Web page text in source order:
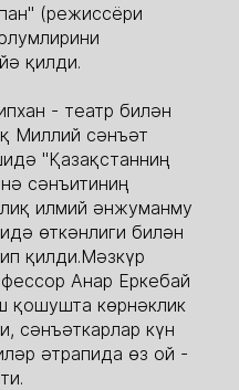
(режиссёри
қилди.
- театр билән
Миллий сәнъәт
"Қазақстанниң
сәнъитиниң
илмий әнжуманму
өткәнлиги билән
қилди.Мәзкүр
Анар Еркебай
қошушта көрнәклик
сәнъәткарлар күн
әтрапида өз ой -